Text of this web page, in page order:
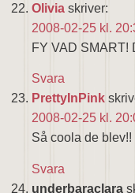
Olivia skriver:
2008-02-25 kl.
FY VAD SMART!
Svara
PrettyInPink
2008-02-25 kl.
Så coola de blev!!
Svara
underbaraclara